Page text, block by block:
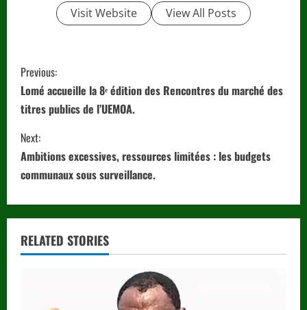
Visit Website View All Posts
C
o
n
t
i
n
u
Previous:
Lomé accueille la 8ᵉ édition des Rencontres du marché des
titres publics de l’UEMOA.
Next:
Ambitions excessives, ressources limitées : les budgets
communaux sous surveillance.
RELATED STORIES